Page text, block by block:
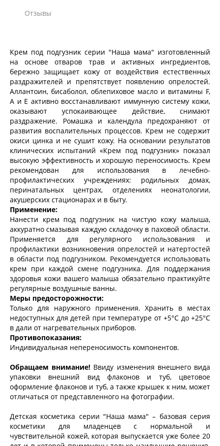
Отзывы
Крем под подгузник серии "Наша мама" изготовленный
на основе отваров трав и активных ингредиентов,
бережно защищает кожу от воздействия естественных
раздражителей и препятствует появлению опрелостей.
Аллантоин, бисаболол, облепиховое масло и витамины F,
A и E активно восстанавливают иммунную систему кожи,
оказывают успокаивающее действие, снимают
раздражение. Ромашка и календула предохраняют от
развития воспалительных процессов. Крем не содержит
окиси цинка и не сушит кожу. На основании результатов
клинических испытаний «Крем под подгузник» показал
высокую эффективность и хорошую переносимость. Крем
рекомендован для использования в лечебно-
профилактических учреждениях: родильных домах,
перинатальных центрах, отделениях неонатологии,
акушерских стационарах и в быту.
Применение:
Нанести крем под подгузник на чистую кожу малыша,
аккуратно смазывая каждую складочку в паховой области.
Применяется для регулярного использования и
профилактики возникновения опрелостей и натертостей
в области под подгузником. Рекомендуется использовать
крем при каждой смене подгузника. Для поддержания
здоровья кожи вашего малыша обязательно практикуйте
регулярные воздушные ванны.
Меры предосторожности:
Только для наружного применения. Хранить в местах
недоступных для детей при температуре от +5°С до +25°С
в дали от нагревательных приборов.
Противопоказания:
Индивидуальная непереносимость компонентов.
Обращаем внимание! Ввиду изменения внешнего вида
упаковки внешний вид флаконов и туб, цветовое
оформление флаконов и туб, а также крышек к ним, может
отличаться от представленного на фотографии.
Детская косметика серии "Наша мама" – базовая серия
косметики для младенцев с нормальной и
чувствительной кожей, которая выпускается уже более 20